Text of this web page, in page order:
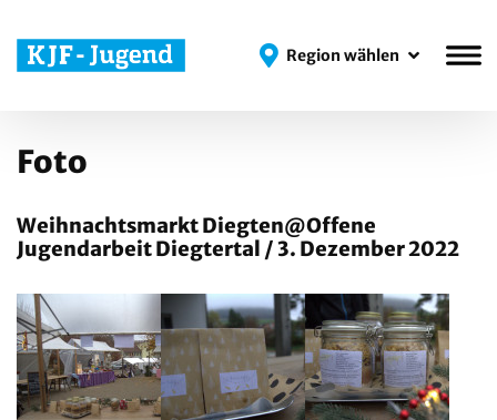
Region wählen
Region wählen
Foto
Weihnachtsmarkt Diegten@Offene
Jugendarbeit Diegtertal / 3. Dezember 2022